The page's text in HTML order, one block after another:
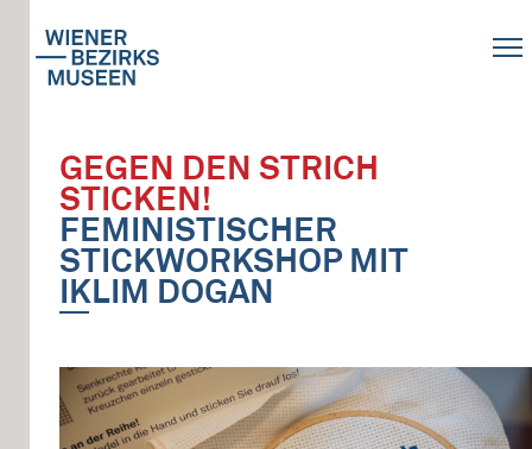
GEGEN DEN STRICH
STICKEN!
FEMINISTISCHER
STICKWORKSHOP MIT
IKLIM DOGAN